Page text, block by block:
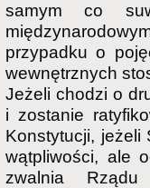
samym co
przypadku o
wewnętrznych
Jeżeli chodzi o
i zostanie
Konstytucji, jeżeli
wątpliwości, ale
zwalnia Rządu